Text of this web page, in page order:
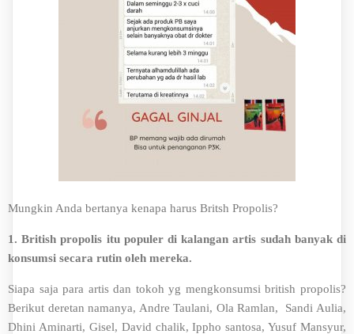
Mungkin Anda bertanya kenapa harus Britsh Propolis?
1. British propolis itu populer di kalangan artis sudah banyak di
konsumsi secara rutin oleh mereka.
Siapa saja para artis dan tokoh yg mengkonsumsi british propolis?
Berikut deretan namanya, Andre Taulani, Ola Ramlan, Sandi Aulia,
Dhini Aminarti, Gisel, David chalik, Ippho santosa, Yusuf Mansyur,